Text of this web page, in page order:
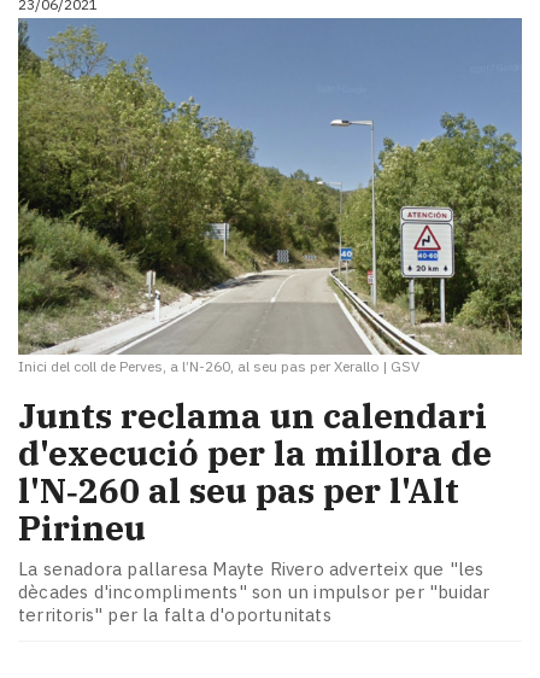
23/06/2021
Inici del coll de Perves, a l’N-260, al seu pas per Xerallo | GSV
​Junts reclama un calendari
d'execució per la millora de
l'N‑260 al seu pas per l'Alt
Pirineu
La senadora pallaresa Mayte Rivero adverteix que "les
dècades d'incompliments" son un impulsor per "buidar
territoris" per la falta d'oportunitats